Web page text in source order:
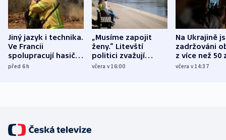
Jiný jazyk i technika.
Ve Francii
spolupracují hasiči z
různých zemí
před 6h
„Musíme zapojit
ženy.“ Litevští
politici zvažují
dohodu o
včera v 16:00
Na Ukrajině
zadržováni
z více než 50
Bojovali na
včera v 14:37